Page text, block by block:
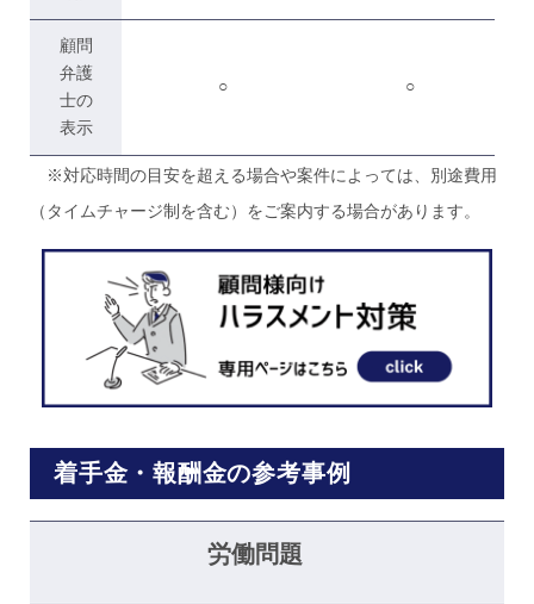
顧問
弁護
士の
表示
○ ○
※対応時間の目安を超える場合や案件によっては、別途費用
（タイムチャージ制を含む）をご案内する場合があります。
着手金・報酬金の参考事例
労働問題